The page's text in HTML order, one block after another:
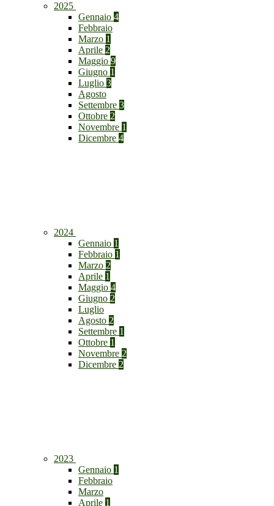
2025
Gennaio 4
Febbraio
Marzo 1
Aprile 2
Maggio 9
Giugno 1
Luglio 3
Agosto
Settembre 3
Ottobre 2
Novembre 1
Dicembre 4
2024
Gennaio 1
Febbraio 1
Marzo 2
Aprile 1
Maggio 4
Giugno 2
Luglio
Agosto 2
Settembre 1
Ottobre 1
Novembre 2
Dicembre 2
2023
Gennaio 1
Febbraio
Marzo
Aprile 1